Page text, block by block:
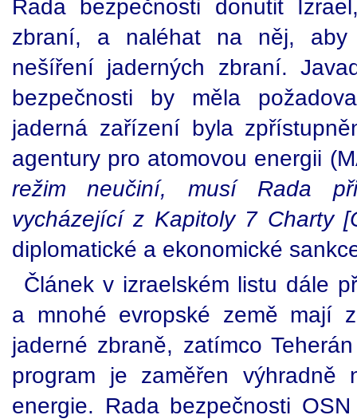
Rada bezpečnosti donutit
zbraní, a naléhat na něj, aby
nešíření jaderných zbraní.
bezpečnosti by měla
jaderná zařízení byla
agentury pro atomovou energii
režim neučiní, musí Rada
vycházející z Kapitoly 7 Charty
diplomatické a ekonomické
Článek v izraelském listu dále
a mnohé evropské země mají
jaderné zbraně, zatímco
program je zaměřen výhradně
energie. Rada bezpečnosti